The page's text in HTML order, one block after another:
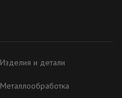
Изделия и детали
Металлообработка